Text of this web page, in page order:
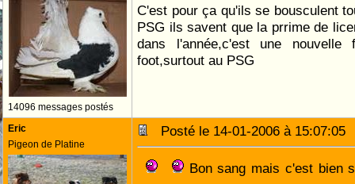
14096 messages postés
C'est pour ça qu'ils se bousculent
PSG ils savent que la prrime de
dans l'année,c'est une
foot,surtout au PSG
Eric
Pigeon de Platine
Posté le 14-01-2006 à
Bon sang mais c'est bien